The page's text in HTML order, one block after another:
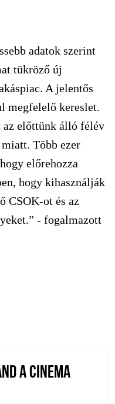
adatok szerint
tükröző új
A jelentős
megfelelő kereslet.
az előttünk álló félév
Több ezer
előrehozza
hogy kihasználják
CSOK-ot és az
- fogalmazott
A CINEMA